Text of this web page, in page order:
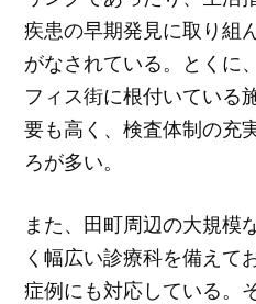
疾患の早期発見に取り組
がなされている。とくに
フィス街に根付いている
要も高く、検査体制の充
ろが多い。
また、田町周辺の大規模
く幅広い診療科を備えて
症例にも対応している。